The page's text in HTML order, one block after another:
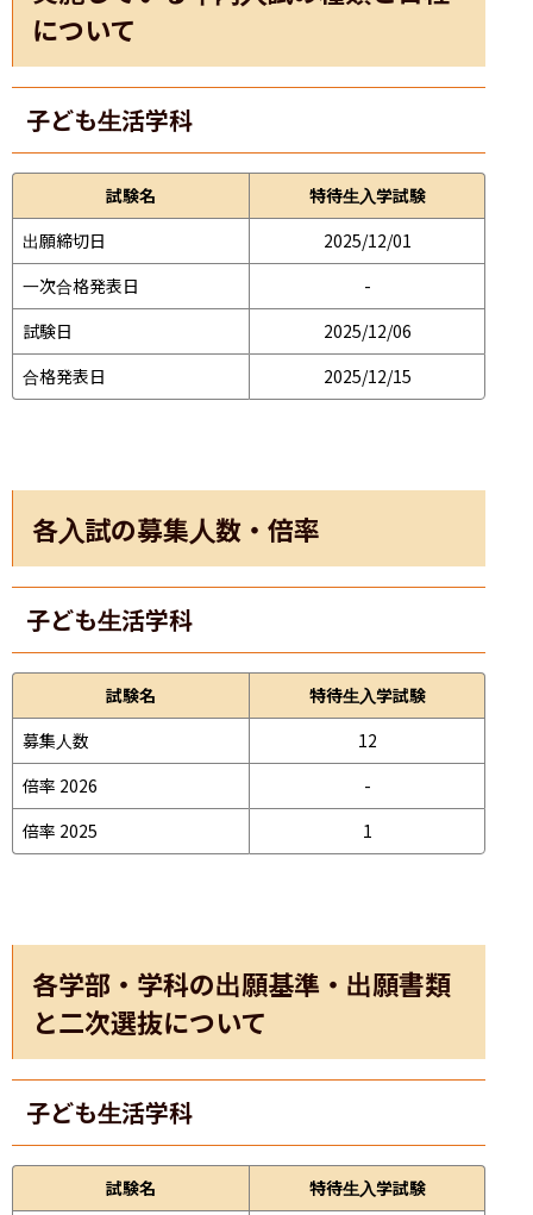
について
子ども生活学科
試験名
特待生入学試験
出願締切日
2025/12/01
一次合格発表日
-
試験日
2025/12/06
合格発表日
2025/12/15
各入試の募集人数・倍率
子ども生活学科
試験名
特待生入学試験
募集人数
12
倍率 2026
-
倍率 2025
1
各学部・学科の出願基準・出願書類
と二次選抜について
子ども生活学科
試験名
特待生入学試験